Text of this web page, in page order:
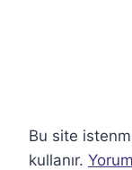
Bu site
kullanır.